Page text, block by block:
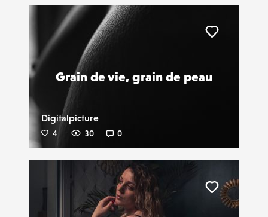
Grain de vie, grain de peau
Digitalpicture
4 30 0